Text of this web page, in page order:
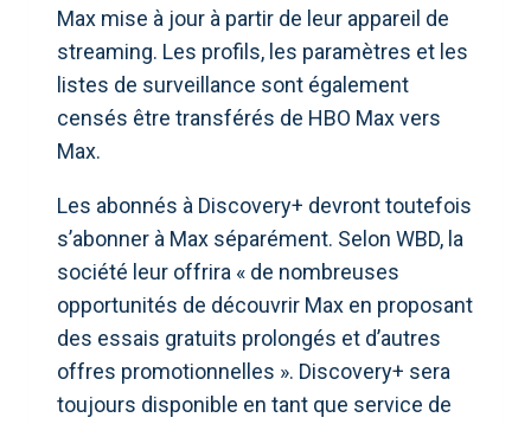
Max mise à jour à partir de leur appareil de
streaming. Les profils, les paramètres et les
listes de surveillance sont également
censés être transférés de HBO Max vers
Max.
Les abonnés à Discovery+ devront toutefois
s’abonner à Max séparément. Selon WBD, la
société leur offrira « de nombreuses
opportunités de découvrir Max en proposant
des essais gratuits prolongés et d’autres
offres promotionnelles ». Discovery+ sera
toujours disponible en tant que service de